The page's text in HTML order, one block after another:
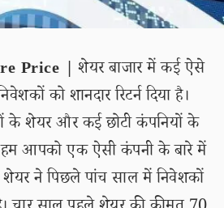
Price | शेयर बाजार में कई ऐसे
को शानदार रिटर्न दिया है।
के शेयर और कई छोटी कंपनियों के
आपको एक ऐसी कंपनी के बारे में
ने पिछले पांच साल में निवेशकों